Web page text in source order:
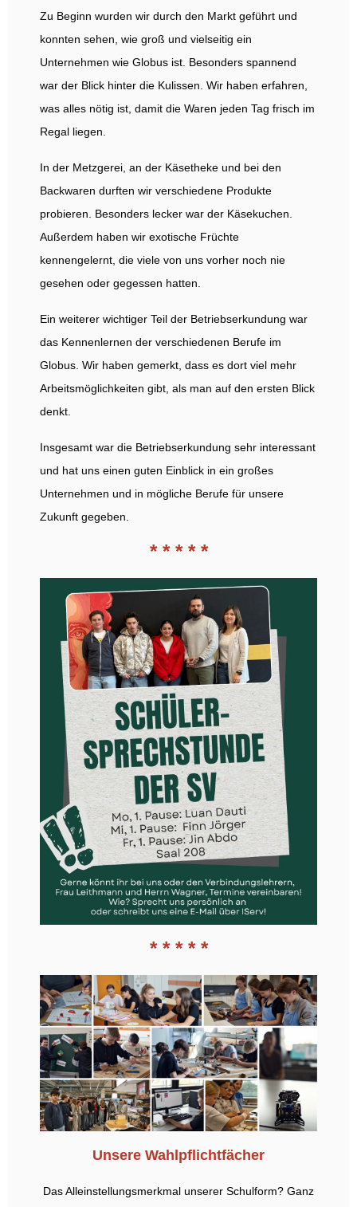
Zu Beginn wurden wir durch den Markt geführt und
konnten sehen, wie groß und vielseitig ein
Unternehmen wie Globus ist. Besonders spannend
war der Blick hinter die Kulissen. Wir haben erfahren,
was alles nötig ist, damit die Waren jeden Tag frisch im
Regal liegen.
In der Metzgerei, an der Käsetheke und bei den
Backwaren durften wir verschiedene Produkte
probieren. Besonders lecker war der Käsekuchen.
Außerdem haben wir exotische Früchte
kennengelernt, die viele von uns vorher noch nie
gesehen oder gegessen hatten.
Ein weiterer wichtiger Teil der Betriebserkundung war
das Kennenlernen der verschiedenen Berufe im
Globus. Wir haben gemerkt, dass es dort viel mehr
Arbeitsmöglichkeiten gibt, als man auf den ersten Blick
denkt.
Insgesamt war die Betriebserkundung sehr interessant
und hat uns einen guten Einblick in ein großes
Unternehmen und in mögliche Berufe für unsere
Zukunft gegeben.
* * * * *
* * * * *
Unsere Wahlpflichtfächer
Das Alleinstellungsmerkmal unserer Schulform? Ganz